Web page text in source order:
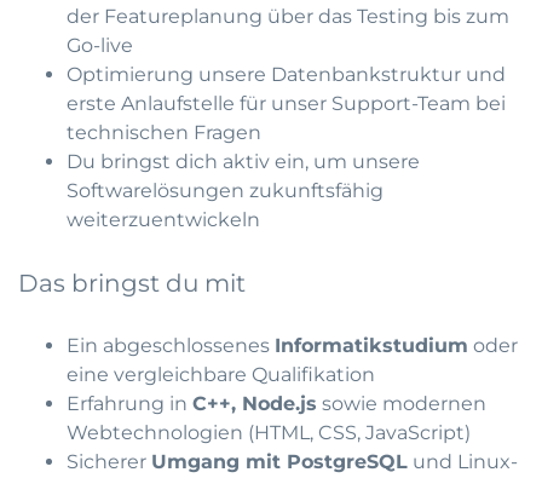
der Featureplanung über das Testing bis zum
Go-live
Optimierung unsere Datenbankstruktur und
erste Anlaufstelle für unser Support-Team bei
technischen Fragen
Du bringst dich aktiv ein, um unsere
Softwarelösungen zukunftsfähig
weiterzuentwickeln
Das bringst du mit
Ein abgeschlossenes Informatikstudium oder
eine vergleichbare Qualifikation
Erfahrung in C++, Node.js sowie modernen
Webtechnologien (HTML, CSS, JavaScript)
Sicherer Umgang mit PostgreSQL und Linux-